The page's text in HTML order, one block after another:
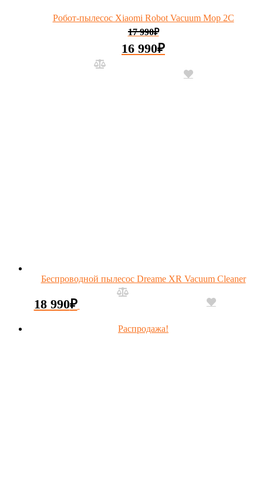
Робот-пылесос Xiaomi Robot Vacuum Mop 2C
17 990₽
16 990₽
Беспроводной пылесос Dreame XR Vacuum Cleaner
18 990₽
Распродажа!